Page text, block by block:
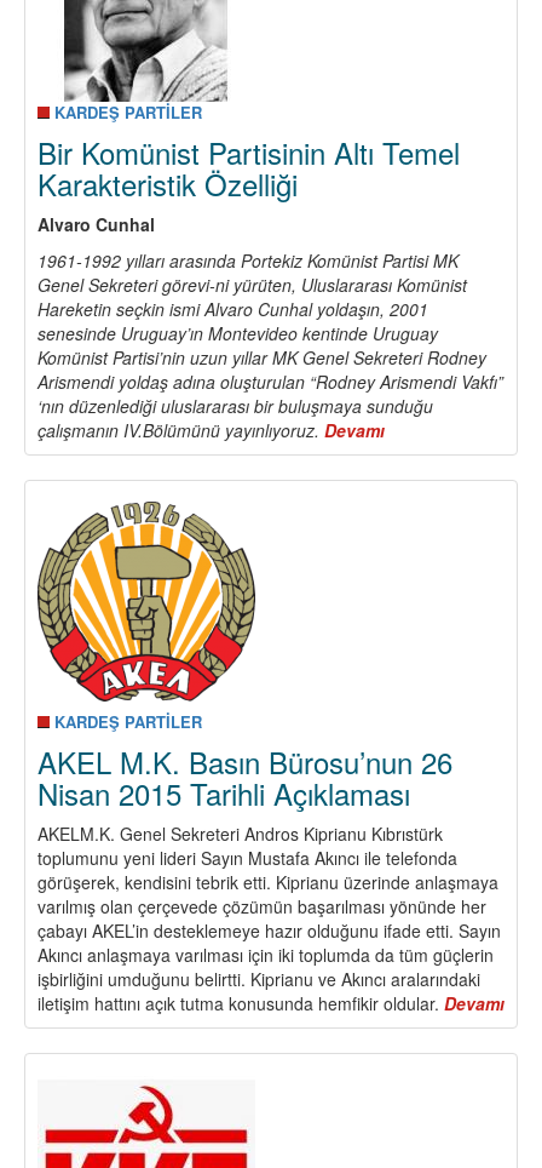
KARDEŞ PARTİLER
Bir Komünist Partisinin Altı Temel
Karakteristik Özelliği
Alvaro Cunhal
1961-1992 yılları arasında Portekiz Komünist Partisi MK
Genel Sekreteri görevi-ni yürüten, Uluslararası Komünist
Hareketin seçkin ismi Alvaro Cunhal yoldaşın, 2001
senesinde Uruguay’ın Montevideo kentinde Uruguay
Komünist Partisi’nin uzun yıllar MK Genel Sekreteri Rodney
Arismendi yoldaş adına oluşturulan “Rodney Arismendi Vakfı”
‘nın düzenlediği uluslararası bir buluşmaya sunduğu
çalışmanın IV.Bölümünü yayınlıyoruz. Devamı
Bir
Komünist
KARDEŞ PARTİLER
AKEL M.K. Basın Bürosu’nun 26
Nisan 2015 Tarihli Açıklaması
AKELM.K. Genel Sekreteri Andros Kiprianu Kıbrıstürk
toplumunu yeni lideri Sayın Mustafa Akıncı ile telefonda
görüşerek, kendisini tebrik etti. Kiprianu üzerinde anlaşmaya
varılmış olan çerçevede çözümün başarılması yönünde her
çabayı AKEL’in desteklemeye hazır olduğunu ifade etti. Sayın
Akıncı anlaşmaya varılması için iki toplumda da tüm güçlerin
işbirliğini umduğunu belirtti. Kiprianu ve Akıncı aralarındaki
iletişim hattını açık tutma konusunda hemfikir oldular. Devamı
M.K.